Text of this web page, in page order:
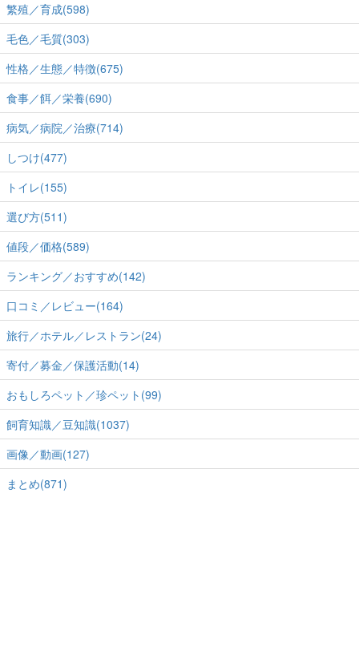
繁殖／育成(598)
毛色／毛質(303)
性格／生態／特徴(675)
食事／餌／栄養(690)
病気／病院／治療(714)
しつけ(477)
トイレ(155)
選び方(511)
値段／価格(589)
ランキング／おすすめ(142)
口コミ／レビュー(164)
旅行／ホテル／レストラン(24)
寄付／募金／保護活動(14)
おもしろペット／珍ペット(99)
飼育知識／豆知識(1037)
画像／動画(127)
まとめ(871)